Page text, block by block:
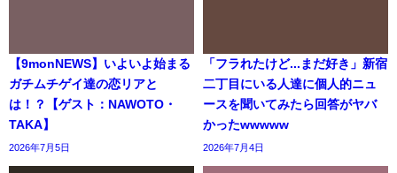
【9monNEWS】いよいよ始まる
ガチムチゲイ達の恋リアと
は！？【ゲスト：NAWOTO・
TAKA】
2026年7月5日
「フラれたけど...まだ好き」新宿
二丁目にいる人達に個人的ニュ
ースを聞いてみたら回答がヤバ
かったwwwww
2026年7月4日